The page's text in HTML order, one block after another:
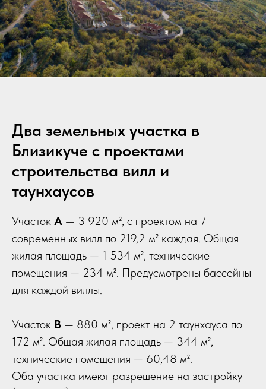
Два земельных участка в
Близикуче с проектами
строительства вилл и
таунхаусов
Участок A — 3 920 м², с проектом на 7
современных вилл по 219,2 м² каждая. Общая
жилая площадь — 1 534 м², технические
помещения — 234 м². Предусмотрены бассейны
для каждой виллы.
Участок B — 880 м², проект на 2 таунхауса по
172 м². Общая жилая площадь — 344 м²,
технические помещения — 60,48 м².
Оба участка имеют разрешение на застройку